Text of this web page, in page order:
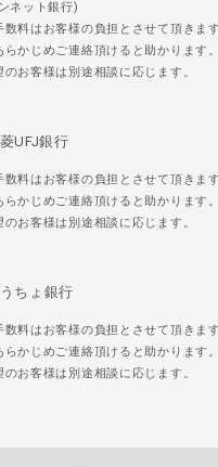
ネット銀行)
料はお客様の負担とさせて頂きま
かじめご連絡頂けると助かります
のお客様は別途相談に応じます。
UFJ銀行
料はお客様の負担とさせて頂きま
かじめご連絡頂けると助かります
のお客様は別途相談に応じます。
ちょ銀行
料はお客様の負担とさせて頂きま
かじめご連絡頂けると助かります
のお客様は別途相談に応じます。